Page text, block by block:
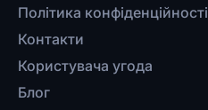
Політика конфіденційності
Контакти
Користувача угода
Блог